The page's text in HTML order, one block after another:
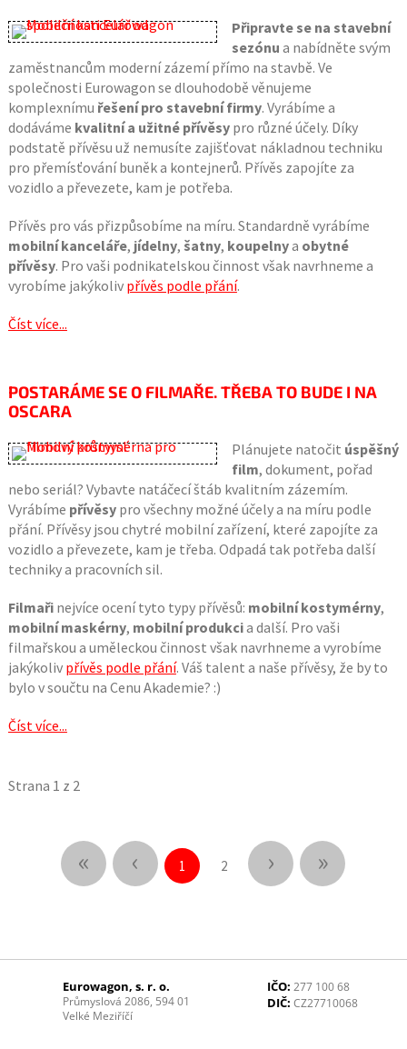
Připravte se na stavební
sezónu a nabídněte svým
zaměstnancům moderní zázemí přímo na stavbě. Ve
společnosti Eurowagon se dlouhodobě věnujeme
komplexnímu řešení pro stavební firmy. Vyrábíme a
dodáváme kvalitní a užitné přívěsypro různé účely. Díky
podstatě přívěsu už nemusíte zajišťovat nákladnou techniku
pro přemísťování buněk a kontejnerů. Přívěs zapojíte za
vozidlo a převezete, kam je potřeba.
Přívěs pro vás přizpůsobíme na míru. Standardně vyrábíme
mobilní kanceláře, jídelny, šatny, koupelnya obytné
přívěsy. Pro vaši podnikatelskou činnost však navrhneme a
vyrobíme jakýkoliv přívěs podle přání.
Číst více...
POSTARÁME SE O FILMAŘE. TŘEBA TO BUDE I NA
OSCARA
Plánujete natočit úspěšný
film, dokument, pořad
nebo seriál? Vybavte natáčecí štáb kvalitním zázemím.
Vyrábíme přívěsypro všechny možné účely a na míru podle
přání. Přívěsy jsou chytré mobilní zařízení, které zapojíte za
vozidlo a převezete, kam je třeba. Odpadá tak potřeba další
techniky a pracovních sil.
Filmařinejvíce ocení tyto typy přívěsů: mobilní kostymérny,
mobilní maskérny, mobilní produkcia další. Pro vaši
filmařskou a uměleckou činnost však navrhneme a vyrobíme
jakýkoliv přívěs podle přání. Váš talent a naše přívěsy, že by to
bylo v součtu na Cenu Akademie? :)
Číst více...
Strana 1 z 2
« ‹ 1 2 › »
Eurowagon, s. r. o.
Průmyslová 2086, 594 01
Velké Meziříčí
IČO: 277 100 68
DIČ: CZ27710068